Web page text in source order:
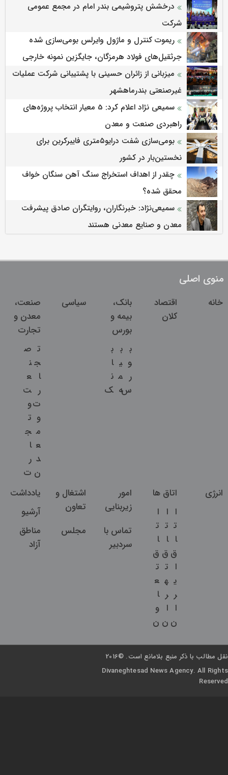
درخشش پتروشیمی بندر امام در مجمع عمومی
شرکت
ریموت کنترل و ماژول وایرلس بومی‌سازی شده
جرثقیل‌های فولاد هرمزگان، جایگزین نمونه خارجی
میزبانی از زائران حسینی با پشتیبانی شرکت عملیات
غیرصنعتی بندرماهشهر
سمیعی‌ نژاد اعلام کرد: 5 معیار انتخاب پروژه‌های
راهبردی صنعت و معدن
بومی‌سازی شفت درایو۵متری فایبرکربن برای
نخستین‌بار در کشور
چقدر از اهداف استخراج سنگ آهن سنگان خواف
محقق شده؟
سمیعی‌نژاد: خبرنگاران، روایتگران صادق پیشرفت
معدن و صنایع معدنی هستند
منوی اصلی
خانه
اقتصاد
کلان
بانک،
بیمه و
بورس
ب
و
ر
س
ب
ی
م
ه
ب
ا
ن
ک
سیاسی
صنعت،
معدن و
تجارت
ت
ج
ا
ر
ت
و
م
ع
د
ن
ص
ن
ع
ت
و
ت
ج
ا
ر
ت
انرژی
اتاق ها
ا
ت
ا
ق
ا
ی
ر
ا
ن
ا
ت
ا
ق
ت
ه
ر
ا
ن
ا
ت
ا
ق
ت
ع
ا
و
ن
امور
زیربنایی
اشتغال و
تعاون
یادداشت
آرشیو
تماس با
سردبیر
مجلس
مناطق
آزاد
نقل مطالب با ذکر منبع بلامانع است. ©2016
Divaneghtesad News Agency. All Rights
Reserved